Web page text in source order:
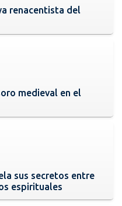
renacentista del
medieval en el
sus secretos entre
espirituales